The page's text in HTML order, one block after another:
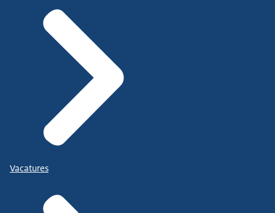
Vacatures